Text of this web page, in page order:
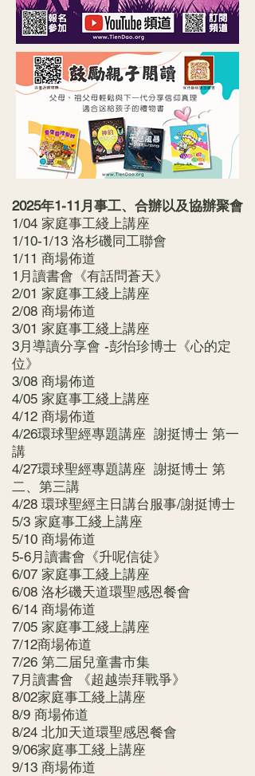
2025年1-11月事工、合辦以及協辦聚會
1/04 家庭事工綫上講座
1/10-1/13 洛杉磯同工聯會
1/11 商場佈道
1月讀書會《有話問蒼天》
2/01 家庭事工綫上講座
2/08 商場佈道
3/01 家庭事工綫上講座
3月導讀分享會 -彭怡珍博士《心的定
位》
3/08 商場佈道
4/05 家庭事工綫上講座
4/12 商場佈道
4/26環球聖經專題講座 謝挺博士 第一
講
4/27環球聖經專題講座 謝挺博士 第
二、第三講
4/28 環球聖經主日講台服事/謝挺博士
5/3 家庭事工綫上講座
5/10 商場佈道
5-6月讀書會《升呢信徒》
6/07 家庭事工綫上講座
6/08 洛杉磯天道環聖感恩餐會
6/14 商場佈道
7/05 家庭事工綫上講座
7/12商場佈道
7/26 第二届兒童書市集
7月讀書會 《超越崇拜戰爭》
8/02家庭事工綫上講座
8/9 商場佈道
8/24 北加天道環聖感恩餐會
9/06家庭事工綫上講座
9/13 商場佈道